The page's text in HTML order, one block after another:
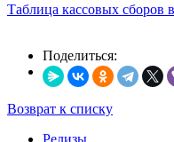
Таблица кассовых сборов
Поделиться:
Возврат к списку
Релизы